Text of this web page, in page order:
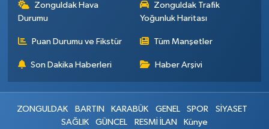
Zonguldak Hava
Durumu
Zonguldak Trafik
Yoğunluk Haritası
Puan Durumu ve Fikstür Tüm Manşetler
Son Dakika Haberleri Haber Arşivi
ZONGULDAK BARTIN KARABÜK GENEL SPOR
SİYASET
SAĞLIK
GÜNCEL RESMİ İLAN Künye